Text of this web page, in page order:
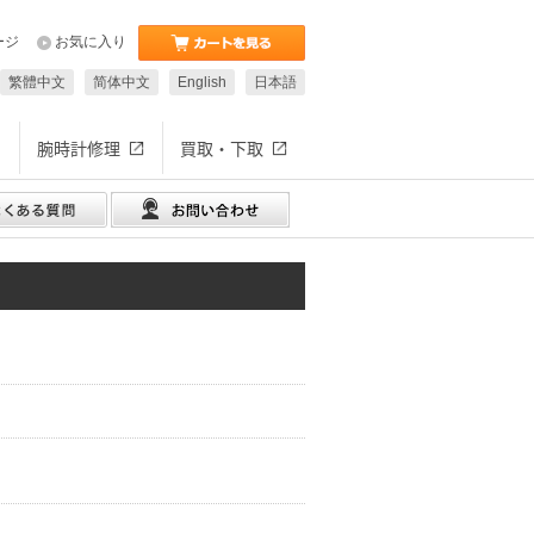
お気に入り
ジ
日本語
English
简体中文
繁體中文
腕時計修理 買取・下取